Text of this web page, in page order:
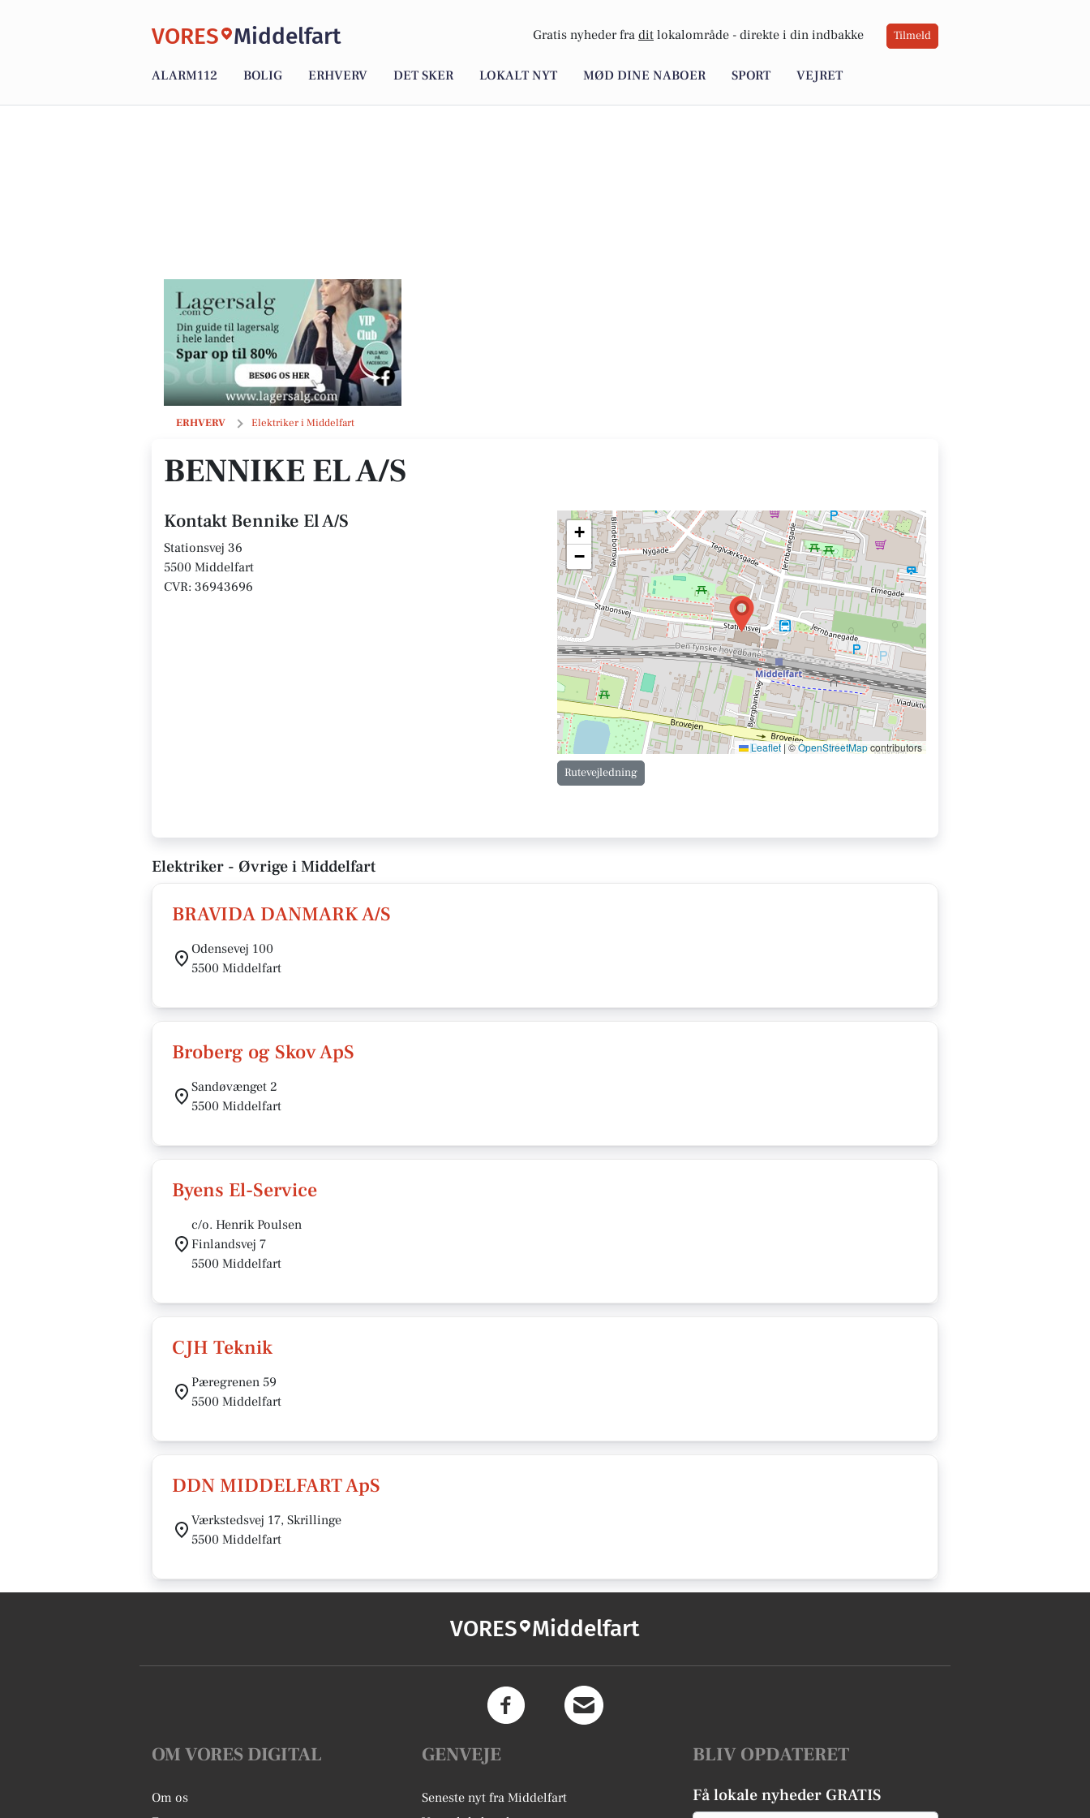
VORES Middelfart Gratis nyheder fra dit lokalområde - direkte i din indbakke Tilmeld
ALARM112 BOLIG ERHVERV DET SKER LOKALT NYT MØD DINE NABOER SPORT VEJRET
ERHVERV Elektriker i Middelfart
Bennike El A/S
BENNIKE EL A/S
Kontakt Bennike El A/S
Stationsvej 36
5500 Middelfart
CVR: 36943696
+
−
Leaflet |©OpenStreetMapcontributors
Rutevejledning
Elektriker - Øvrige i Middelfart
BRAVIDA DANMARK A/S
Odensevej 100
5500 Middelfart
Broberg og Skov ApS
Sandøvænget 2
5500 Middelfart
Byens El-Service
c/o. Henrik Poulsen
Finlandsvej 7
5500 Middelfart
CJH Teknik
Pæregrenen 59
5500 Middelfart
DDN MIDDELFART ApS
Værkstedsvej 17, Skrillinge
5500 Middelfart
VORES Middelfart
OM VORES DIGITAL
Om os
GENVEJE
Seneste nyt fra Middelfart
BLIV OPDATERET
Få lokale nyheder GRATIS